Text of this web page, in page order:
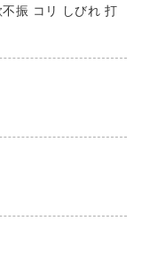
振 コリ しびれ 打